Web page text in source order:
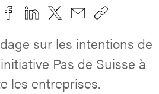
sur les intentions de
Pas de Suisse à
les entreprises.